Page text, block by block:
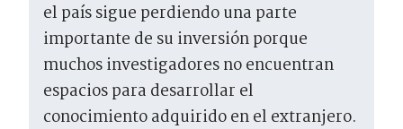
el país sigue perdiendo una parte
importante de su inversión porque
muchos investigadores no encuentran
espacios para desarrollar el
conocimiento adquirido en el extranjero.